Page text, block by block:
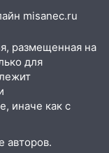
с
объявили
misanec.ru
размещенная на
для
иначе как с
авторов.